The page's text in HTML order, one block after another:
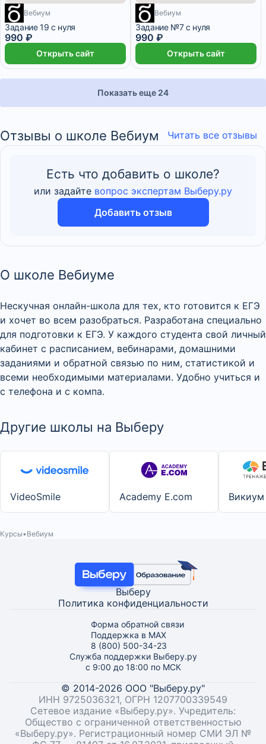
1 месяцВебиум
Задание 19 с нуля
990 ₽
Открыть сайт
1 месяцВебиум
Задание №7 с нуля
990 ₽
Открыть сайт
Показать еще 24
Отзывы о школе Вебиум Читать все отзывы
Есть что добавить о школе?
или задайте вопрос экспертам Выберу.ру
Добавить отзыв
О школе Вебиуме
Нескучная онлайн-школа для тех, кто готовится к ЕГЭ
и хочет во всем разобраться. Разработана специально
для подготовки к ЕГЭ. У каждого студента свой личный
кабинет с расписанием, вебинарами, домашними
заданиями и обратной связью по ним, статистикой и
всеми необходимыми материалами. Удобно учиться и
с телефона и с компа.
Другие школы на Выберу
VideoSmile Academy E.com Викиум
Курсы Вебиум
Выберу
Политика конфиденциальности
Форма обратной связи
Поддержка в MAX
8 (800) 500-34-23
Служба поддержки Выберу.ру
с 9:00 до 18:00 по МСК
© 2014-2026 ООО "Выберу.ру"
ИНН 9725036321, ОГРН 1207700339549
Сетевое издание «Выберу.ру». Учредитель:
Общество с ограниченной ответственностью
«Выберу.ру». Регистрационный номер СМИ ЭЛ №